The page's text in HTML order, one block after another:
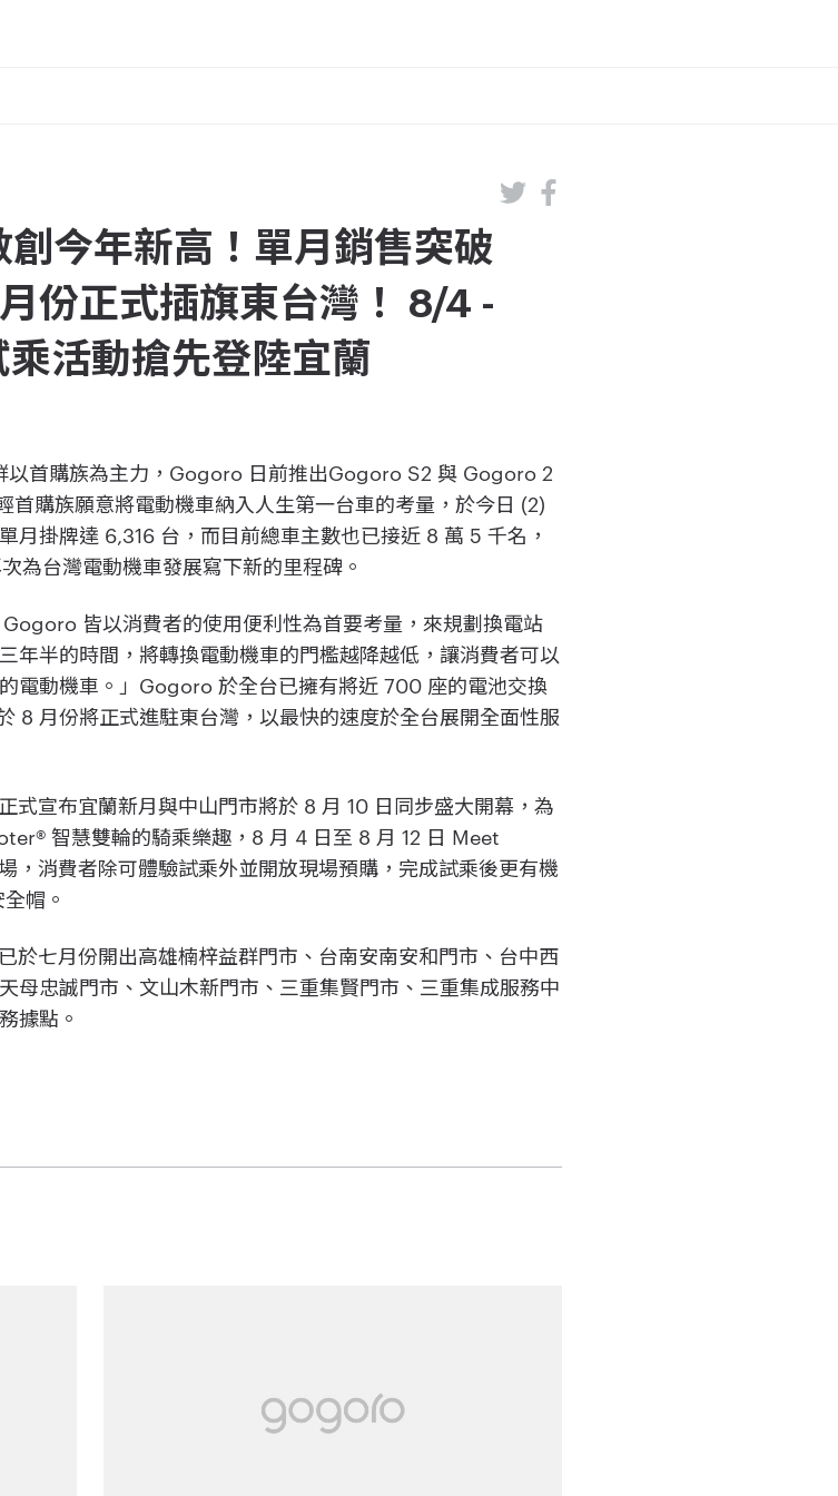
今年新高！單月銷售突破
份正式插旗東台灣！ 8/4 -
活動搶先登陸宜蘭
首購族為主力，Gogoro 日前推出Gogoro S2 與 Gogoro 2
購族願意將電動機車納入人生第一台車的考量，於今日 (2)
月掛牌達 6,316 台，而目前總車主數也已接近 8 萬 5 千名，
為台灣電動機車發展寫下新的里程碑。
皆以消費者的使用便利性為首要考量，來規劃換電站
年半的時間，將轉換電動機車的門檻越降越低，讓消費者可以
電動機車。」Gogoro 於全台已擁有將近 700 座的電池交換
8 月份將正式進駐東台灣，以最快的速度於全台展開全面性服
宣布宜蘭新月與中山門市將於 8 月 10 日同步盛大開幕，為
智慧雙輪的騎乘樂趣，8 月 4 日至 8 月 12 日 Meet
消費者除可體驗試乘外並開放現場預購，完成試乘後更有機
帽。
於七月份開出高雄楠梓益群門市、台南安南安和門市、台中西
母忠誠門市、文山木新門市、三重集賢門市、三重集成服務中
據點。